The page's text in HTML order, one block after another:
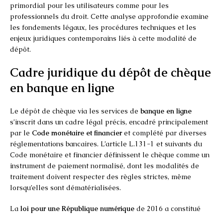
primordial pour les utilisateurs comme pour les
professionnels du droit. Cette analyse approfondie examine
les fondements légaux, les procédures techniques et les
enjeux juridiques contemporains liés à cette modalité de
dépôt.
Cadre juridique du dépôt de chèque
en banque en ligne
Le dépôt de chèque via les services de banque en ligne
s’inscrit dans un cadre légal précis, encadré principalement
par le Code monétaire et financieret complété par diverses
réglementations bancaires. L’article L.131-1 et suivants du
Code monétaire et financier définissent le chèque comme un
instrument de paiement normalisé, dont les modalités de
traitement doivent respecter des règles strictes, même
lorsqu’elles sont dématérialisées.
La loi pour une République numérique de 2016 a constitué